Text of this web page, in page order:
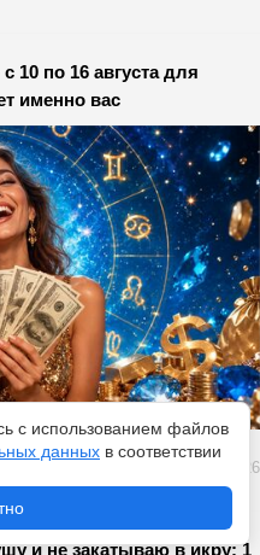
10 по 16 августа для
именно вас
9 августа 2026
и не закатываю в икру: 1
с использованием файлов
данных в соответствии